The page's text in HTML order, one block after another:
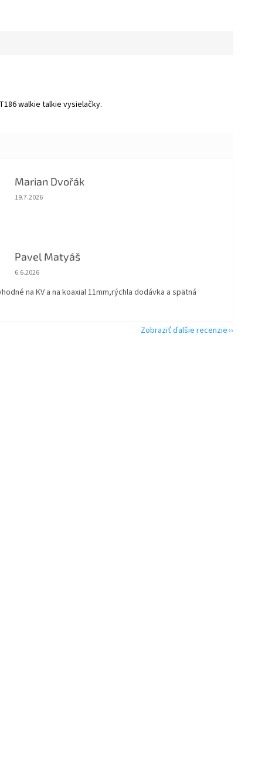
walkie talkie vysielačky.
Marian Dvořák
Hodnotenie obchodu je 5 z 5 hviezdičiek.
19.7.2026
Pavel Matyáš
Hodnotenie obchodu je 5 z 5 hviezdičiek.
6.6.2026
na KV a na koaxial 11mm,rýchla dodávka a spätná
Zobraziť ďalšie recenzie